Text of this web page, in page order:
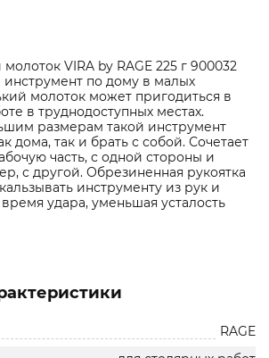
VIRA by RAGE 225 г 900032
по дому в малых
молоток может пригодиться в
в труднодоступных местах.
размерам такой инструмент
дома, так и брать с собой. Сочетает
часть, с одной стороны и
с другой. Обрезиненная рукоятка
инструменту из рук и
удара, уменьшая усталость
RAGE